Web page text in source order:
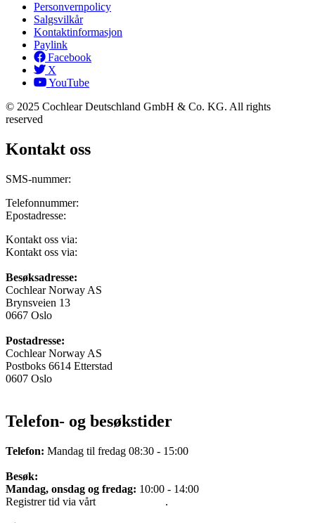
Personvernpolicy
Salgsvilkår
Kontaktinformasjon
Paylink
Facebook
X
YouTube
© 2025 Cochlear Deutschland GmbH & Co. KG. All rights
reserved
Kontakt oss
SMS-nummer:
Telefonnummer:
Epostadresse:
Kontakt oss via:
Kontakt oss via:
Besøksadresse:
Cochlear Norway AS
Brynsveien 13
0667 Oslo
Postadresse:
Cochlear Norway AS
Postboks 6614 Etterstad
0607 Oslo
Telefon- og besøkstider
Telefon: Mandag til fredag 08:30 - 15:00
Besøk:
Mandag, onsdag og fredag: 10:00 - 14:00
Registrer tid via vårt
.